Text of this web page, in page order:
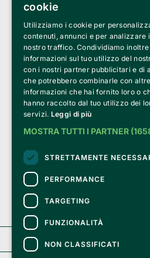
Clappit è un marchio di proprietà di:
Bemils Srl
a Socio Unico
Via Fosse Ardeatine, 4 -20092 Cinisello
PI 05589050961
Iscr. C.C.I.A.A. Milano R.E.A. 1833471
© 2010-2025 Bemils Srl - Tutti i diritti riservati
Credits:
Clappit è basato sulla piattaforma di
dall’Agenzia delle Entrate con protocollo
2025.
Su Clappit i tuoi acquisti ed i tuoi dati
sono sicuri e protetti da un certificato SSL
con crittografia a 128 bit.
Clappit
cookie
Utilizziamo i cookie per
contenuti, annunci e per analizzare
nostro traffico. Condividiamo inoltre
informazioni sul tuo utilizzo del
con i nostri partner pubblicitari e di
che potrebbero combinarle con altre
informazioni che hai fornito loro o
hanno raccolto dal tuo utilizzo dei
servizi. Leggi di più
MOSTRA TUTTI I PARTNER
STRETTAMENTE
PERFORMANCE
TARGETING
FUNZIONALITÀ
NON CLASSIFICATI